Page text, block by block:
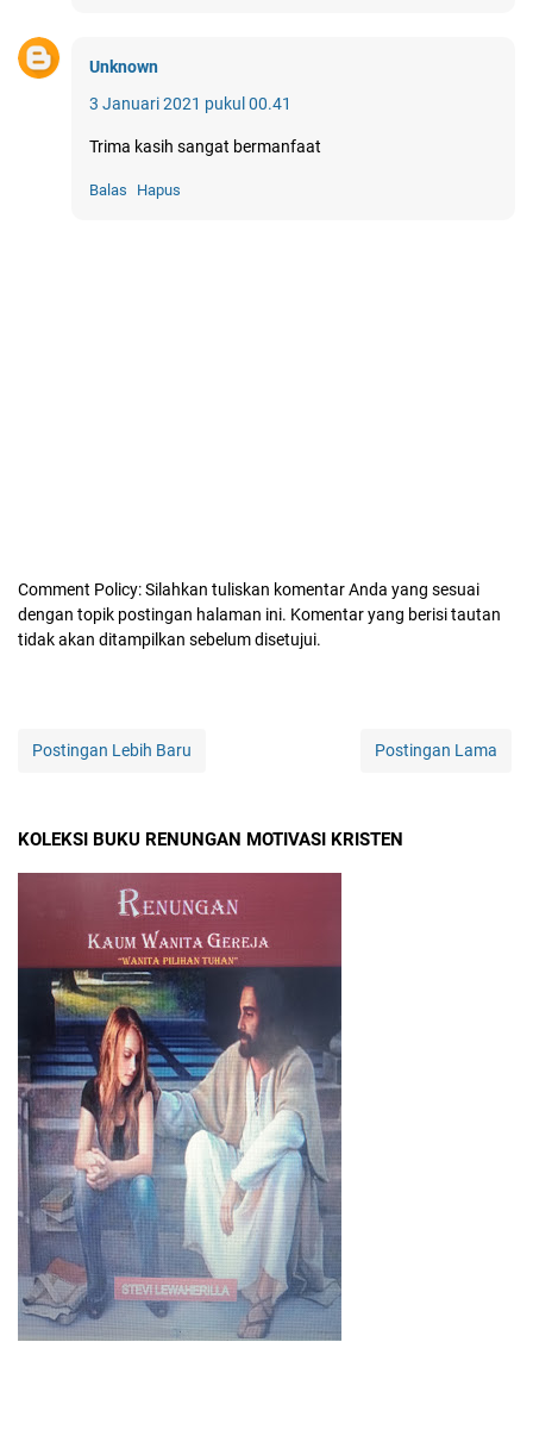
Unknown
3 Januari 2021 pukul 00.41
Trima kasih sangat bermanfaat
Balas Hapus
Comment Policy: Silahkan tuliskan komentar Anda yang sesuai
dengan topik postingan halaman ini. Komentar yang berisi tautan
tidak akan ditampilkan sebelum disetujui.
Postingan Lebih Baru Postingan Lama
KOLEKSI BUKU RENUNGAN MOTIVASI KRISTEN